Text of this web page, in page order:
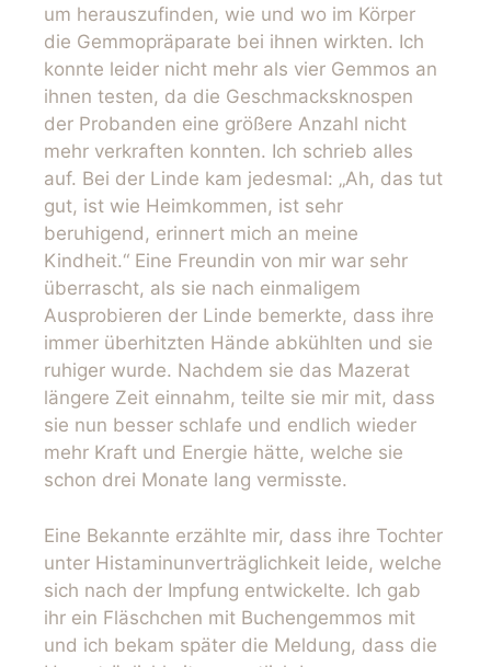
um herauszufinden, wie und wo im Körper
die Gemmopräparate bei ihnen wirkten. Ich
konnte leider nicht mehr als vier Gemmos an
ihnen testen, da die Geschmacksknospen
der Probanden eine größere Anzahl nicht
mehr verkraften konnten. Ich schrieb alles
auf. Bei der Linde kam jedesmal: „Ah, das tut
gut, ist wie Heimkommen, ist sehr
beruhigend, erinnert mich an meine
Kindheit.“ Eine Freundin von mir war sehr
überrascht, als sie nach einmaligem
Ausprobieren der Linde bemerkte, dass ihre
immer überhitzten Hände abkühlten und sie
ruhiger wurde. Nachdem sie das Mazerat
längere Zeit einnahm, teilte sie mir mit, dass
sie nun besser schlafe und endlich wieder
mehr Kraft und Energie hätte, welche sie
schon drei Monate lang vermisste.
Eine Bekannte erzählte mir, dass ihre Tochter
unter Histaminunverträglichkeit leide, welche
sich nach der Impfung entwickelte. Ich gab
ihr ein Fläschchen mit Buchengemmos mit
und ich bekam später die Meldung, dass die